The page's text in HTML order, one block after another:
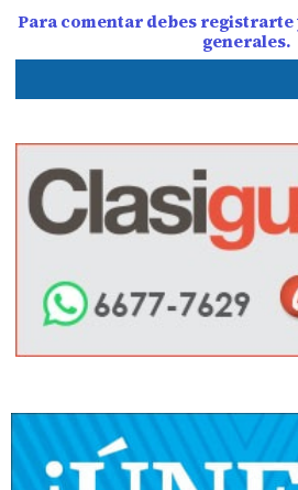
Para comentar debes
generales.